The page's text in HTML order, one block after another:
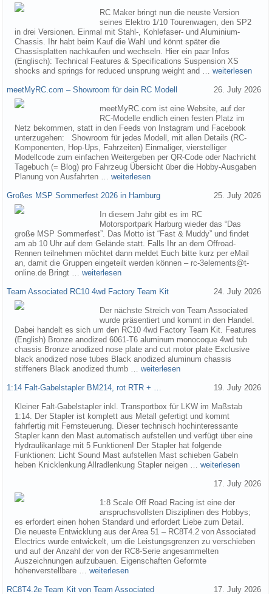
RC Maker bringt nun die neuste Version
seines Elektro 1/10 Tourenwagen, den SP2
in drei Versionen. Einmal mit Stahl-, Kohlefaser- und Aluminium-
Chassis. Ihr habt beim Kauf die Wahl und könnt später die
Chassisplatten nachkaufen und wechseln. Hier ein paar Infos
(Englisch): Technical Features & Specifications Suspension XS
shocks and springs for reduced unsprung weight and … weiterlesen
meetMyRC.com – Showroom für dein RC Modell 26. July 2026
meetMyRC.com ist eine Website, auf der
RC-Modelle endlich einen festen Platz im
Netz bekommen, statt in den Feeds von Instagram und Facebook
unterzugehen: Showroom für jedes Modell, mit allen Details (RC-
Komponenten, Hop-Ups, Fahrzeiten) Einmaliger, vierstelliger
Modellcode zum einfachen Weitergeben per QR-Code oder Nachricht
Tagebuch (= Blog) pro Fahrzeug Übersicht über die Hobby-Ausgaben
Planung von Ausfahrten … weiterlesen
Großes MSP Sommerfest 2026 in Hamburg 25. July 2026
In diesem Jahr gibt es im RC
Motorsportpark Harburg wieder das “Das
große MSP Sommerfest”. Das Motto ist “Fast & Muddy” und findet
am ab 10 Uhr auf dem Gelände statt. Falls Ihr an dem Offroad-
Rennen teilnehmen möchtet dann meldet Euch bitte kurz per eMail
an, damit die Gruppen eingeteilt werden können – rc-3elements@t-
online.de Bringt … weiterlesen
Team Associated RC10 4wd Factory Team Kit 24. July 2026
Der nächste Streich von Team Associated
wurde präsentiert und kommt in den Handel.
Dabei handelt es sich um den RC10 4wd Factory Team Kit. Features
(English) Bronze anodized 6061-T6 aluminum monocoque 4wd tub
chassis Bronze anodized nose plate and cut motor plate Exclusive
black anodized nose tubes Black anodized aluminum chassis
stiffeners Black anodized thumb … weiterlesen
1:14 Falt-Gabelstapler BM214, rot RTR + … 19. July 2026
Kleiner Falt-Gabelstapler inkl. Transportbox für LKW im Maßstab
1:14. Der Stapler ist komplett aus Metall gefertigt und kommt
fahrfertig mit Fernsteuerung. Dieser technisch hochinteressante
Stapler kann den Mast automatisch aufstellen und verfügt über eine
Hydraulikanlage mit 5 Funktionen! Der Stapler hat folgende
Funktionen: Licht Sound Mast aufstellen Mast schieben Gabeln
heben Knicklenkung Allradlenkung Stapler neigen … weiterlesen
17. July 2026
1:8 Scale Off Road Racing ist eine der
anspruchsvollsten Disziplinen des Hobbys;
es erfordert einen hohen Standard und erfordert Liebe zum Detail.
Die neueste Entwicklung aus der Area 51 – RC8T4.2 von Associated
Electrics wurde entwickelt, um die Leistungsgrenzen zu verschieben
und auf der Anzahl der von der RC8-Serie angesammelten
Auszeichnungen aufzubauen. Eigenschaften Geformte
höhenverstellbare … weiterlesen
RC8T4.2e Team Kit von Team Associated 17. July 2026